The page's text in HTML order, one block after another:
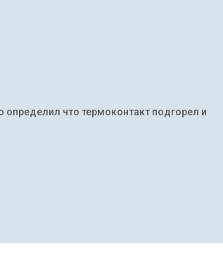
что термоконтакт подгорел и